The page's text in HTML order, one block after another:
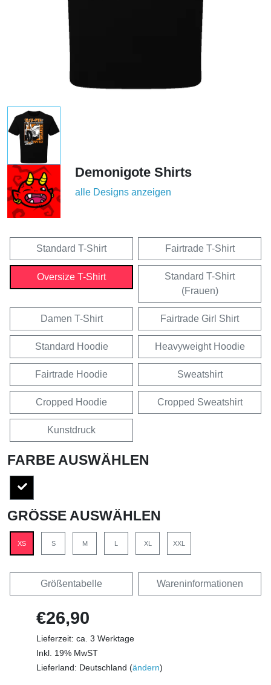
Demonigote Shirts
alle Designs anzeigen
Standard T-Shirt Fairtrade T-Shirt
Oversize T-Shirt
Standard T-Shirt
(Frauen)
Damen T-Shirt Fairtrade Girl Shirt
Standard Hoodie Heavyweight Hoodie
Fairtrade Hoodie Sweatshirt
Cropped Hoodie Cropped Sweatshirt
Kunstdruck
FARBE AUSWÄHLEN
GRÖSSE AUSWÄHLEN
XS S M L XL XXL
Größentabelle Wareninformationen
€26,90
Lieferzeit: ca. 3 Werktage
Inkl. 19% MwST
Lieferland: Deutschland (ändern)